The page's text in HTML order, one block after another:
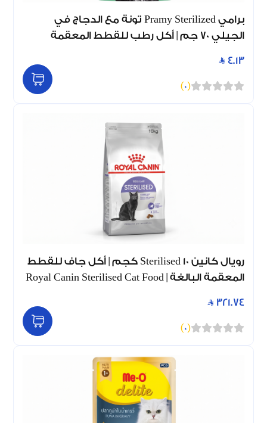
برامي Pramy Sterilized تونة مع الدجاج في
الجيلي 70 جم | أكل رطب للقطط المعقمة
4.13
(
0
)
رويال كانين Sterilised 10 كجم | أكل جاف للقطط
المعقمة البالغة | Royal Canin Sterilised Cat Food
321.74
(
0
)